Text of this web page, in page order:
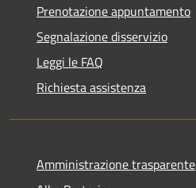
Prenotazione appuntamento
Segnalazione disservizio
Leggi le FAQ
Richiesta assistenza
Amministrazione trasparente